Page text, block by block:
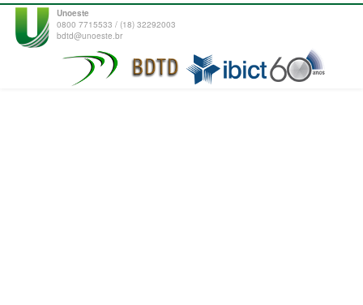
Unoeste
0800 7715533 / (18) 32292003
bdtd@unoeste.br